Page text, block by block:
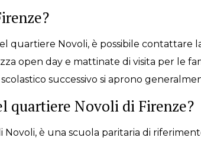
quartiere Novoli, è possibile contattare
open day e mattinate di visita per le
successivo si aprono
quartiere Novoli di Firenze?
è una scuola paritaria di